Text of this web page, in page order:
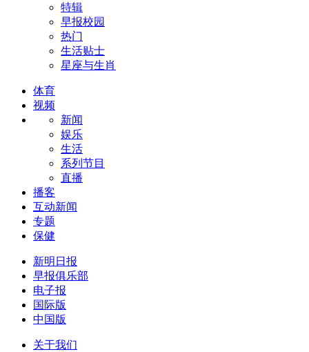
特辑
早报校园
热门
生活贴士
星座与生肖
体育
视频
新闻
娱乐
生活
系列节目
直播
播客
互动新闻
专题
保健
新明日报
早报俱乐部
电子报
国际版
中国版
关于我们